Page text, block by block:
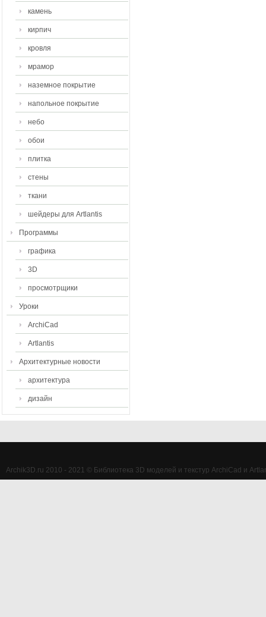
камень
кирпич
кровля
мрамор
наземное покрытие
напольное покрытие
небо
обои
плитка
стены
ткани
шейдеры для Artlantis
Программы
графика
3D
просмотрщики
Уроки
ArchiCad
Artlantis
Архитектурные новости
архитектура
дизайн
Archik3D.ru 2010 - 2021 © Библиотека 3D моделей и текстур ArchiCad и